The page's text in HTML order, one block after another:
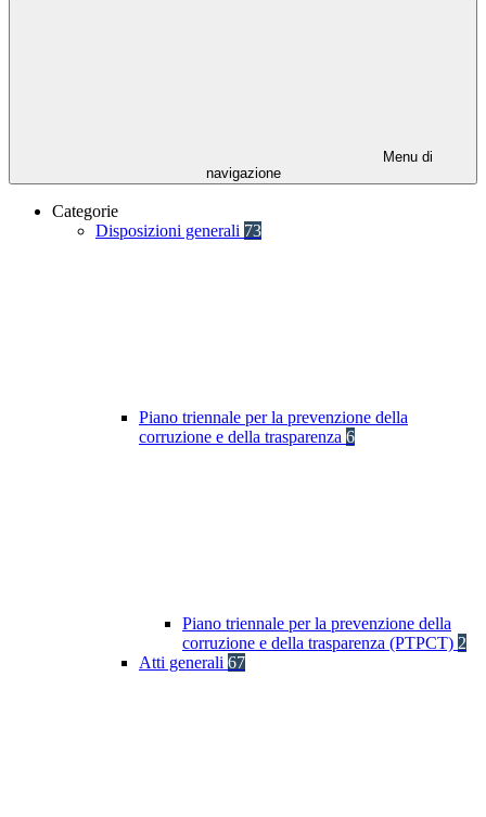
Menu di
navigazione
Categorie
Disposizioni generali 73
Piano triennale per la prevenzione della
corruzione e della trasparenza 6
Piano triennale per la prevenzione della
corruzione e della trasparenza (PTPCT) 2
Atti generali 67